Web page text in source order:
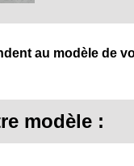
au modèle de
modèle :